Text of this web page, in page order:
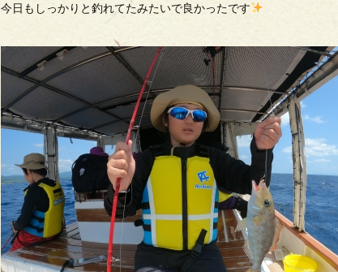
今日もしっかりと釣れてたみたいで良かったです